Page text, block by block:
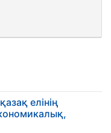
елінің